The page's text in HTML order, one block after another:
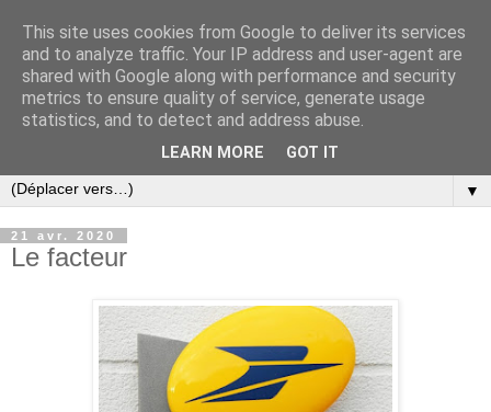
▼
21 avr. 2020
Le facteur
This site uses cookies from Google to deliver its services
and to analyze traffic. Your IP address and user-agent are
shared with Google along with performance and security
metrics to ensure quality of service, generate usage
statistics, and to detect and address abuse.
LEARN MORE GOT IT